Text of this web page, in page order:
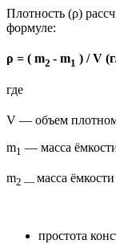
Плотность (ρ)
формуле:
ρ = ( m2 - m1 ) / V
где
V — объем
m1 — масса
m2 — масса
простота